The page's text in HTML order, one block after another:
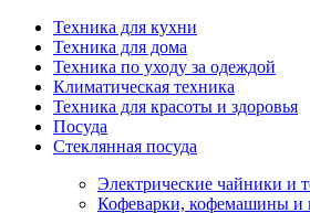
Техника для кухни
Техника для дома
Техника по уходу за одеждой
Климатическая техника
Техника для красоты и здоровья
Посуда
Стеклянная посуда
Электрические чайники и
Кофеварки, кофемашины и